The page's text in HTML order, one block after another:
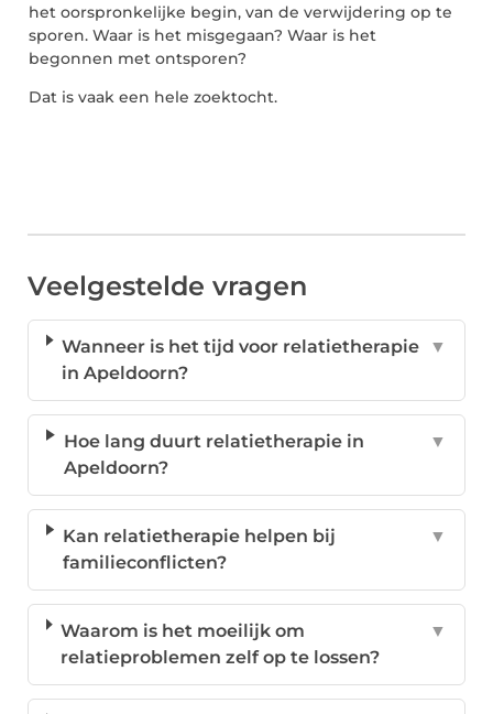
het oorspronkelijke begin, van de verwijdering op te
sporen. Waar is het misgegaan? Waar is het
begonnen met ontsporen?
Dat is vaak een hele zoektocht.
Veelgestelde vragen
Wanneer is het tijd voor relatietherapie
in Apeldoorn?
▼
Hoe lang duurt relatietherapie in
Apeldoorn?
▼
Kan relatietherapie helpen bij
familieconflicten?
▼
Waarom is het moeilijk om
relatieproblemen zelf op te lossen?
▼